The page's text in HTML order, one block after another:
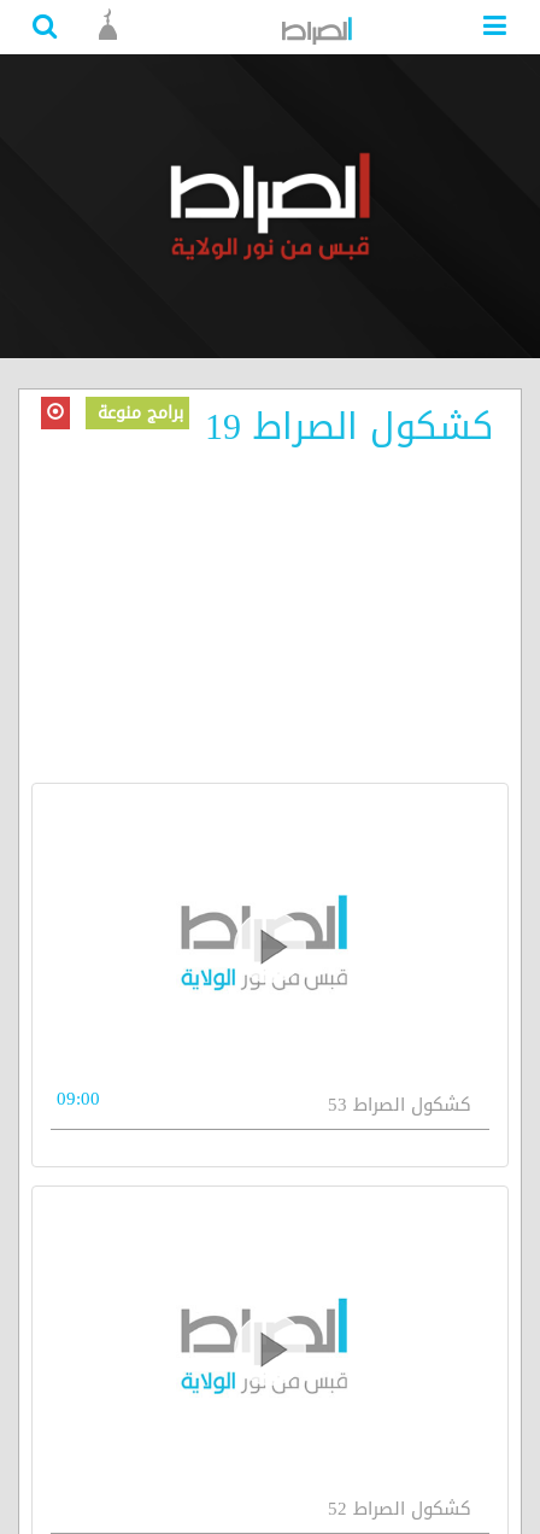
كشكول الصراط 19 برامج منوعة
كشكول الصراط 53 09:00
كشكول الصراط 52